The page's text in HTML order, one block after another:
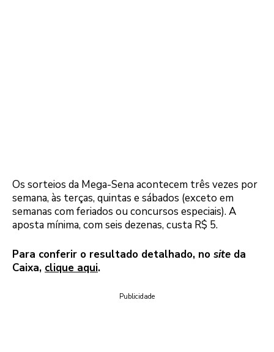
Os sorteios da Mega-Sena acontecem três vezes por
semana, às terças, quintas e sábados (exceto em
semanas com feriados ou concursos especiais). A
aposta mínima, com seis dezenas, custa R$ 5.
Para conferir o resultado detalhado, no site da
Caixa, clique aqui.
Publicidade